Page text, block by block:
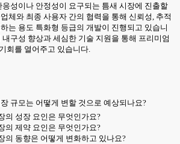
성이나 안정성이 요구되는 틈새 시장에 진출할
체와 최종 사용자 간의 협력을 통해 신뢰성, 추적
는 용도 특화형 등급의 개발이 진행되고 있습니
구성 향상과 세심한 기술 지원을 통해 프리미엄
회를 열어주고 있습니다.
규모는 어떻게 변할 것으로 예상되나요?
의 성장 요인은 무엇인가요?
의 제약 요인은 무엇인가요?
의 동향은 어떻게 변화하고 있나요?